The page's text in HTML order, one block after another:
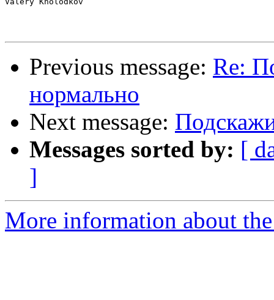
Previous message: Re:
нормально
Next message:
Messages sorted by: [
]
More information about